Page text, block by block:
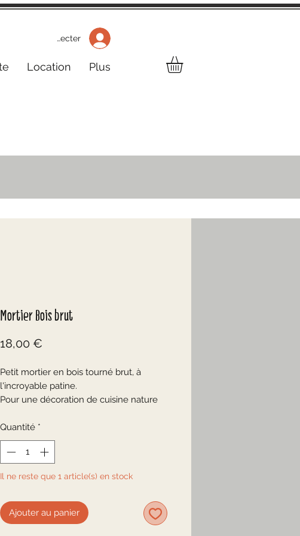
/ Se connecter
Location Plus
Mortier Bois brut
18,00 €
Petit mortier en bois tourné brut, à
l'incroyable patine.
Pour une décoration de cuisine nature
pot ou bougeoir!
☆
En très bon état
Nourri à l'huile de lin
☆
Mesures approximatives
Quantité *
Il ne reste que 1 article(s) en stock
Ajouter au panier